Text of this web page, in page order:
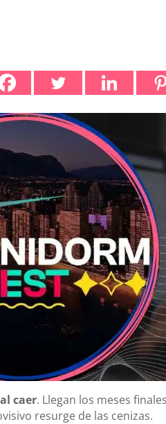
caer. Llegan los meses
resurge de las cenizas.